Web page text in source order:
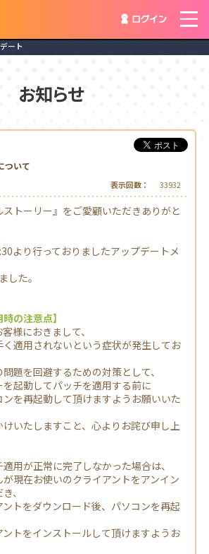
ログ
ート
お知らせ
ついて
表示回数： 33932
トーリー』をご愛顧いただきありがと
より行っておりましたアップデートメ
した。
の注意点】
様におきまして、
適用されないという症状が発生してお
題を回避するための対策として、
を起動してパッチを適用する前に
を再起動して頂けますようお願いいた
いたしますこと、心よりお詫び申し上
用が正常に完了しなかった場合は、
現在お使いのクライアントをアンイン
、
トをダウンロード後、パソコンを再起
トをインストールして頂けますようお